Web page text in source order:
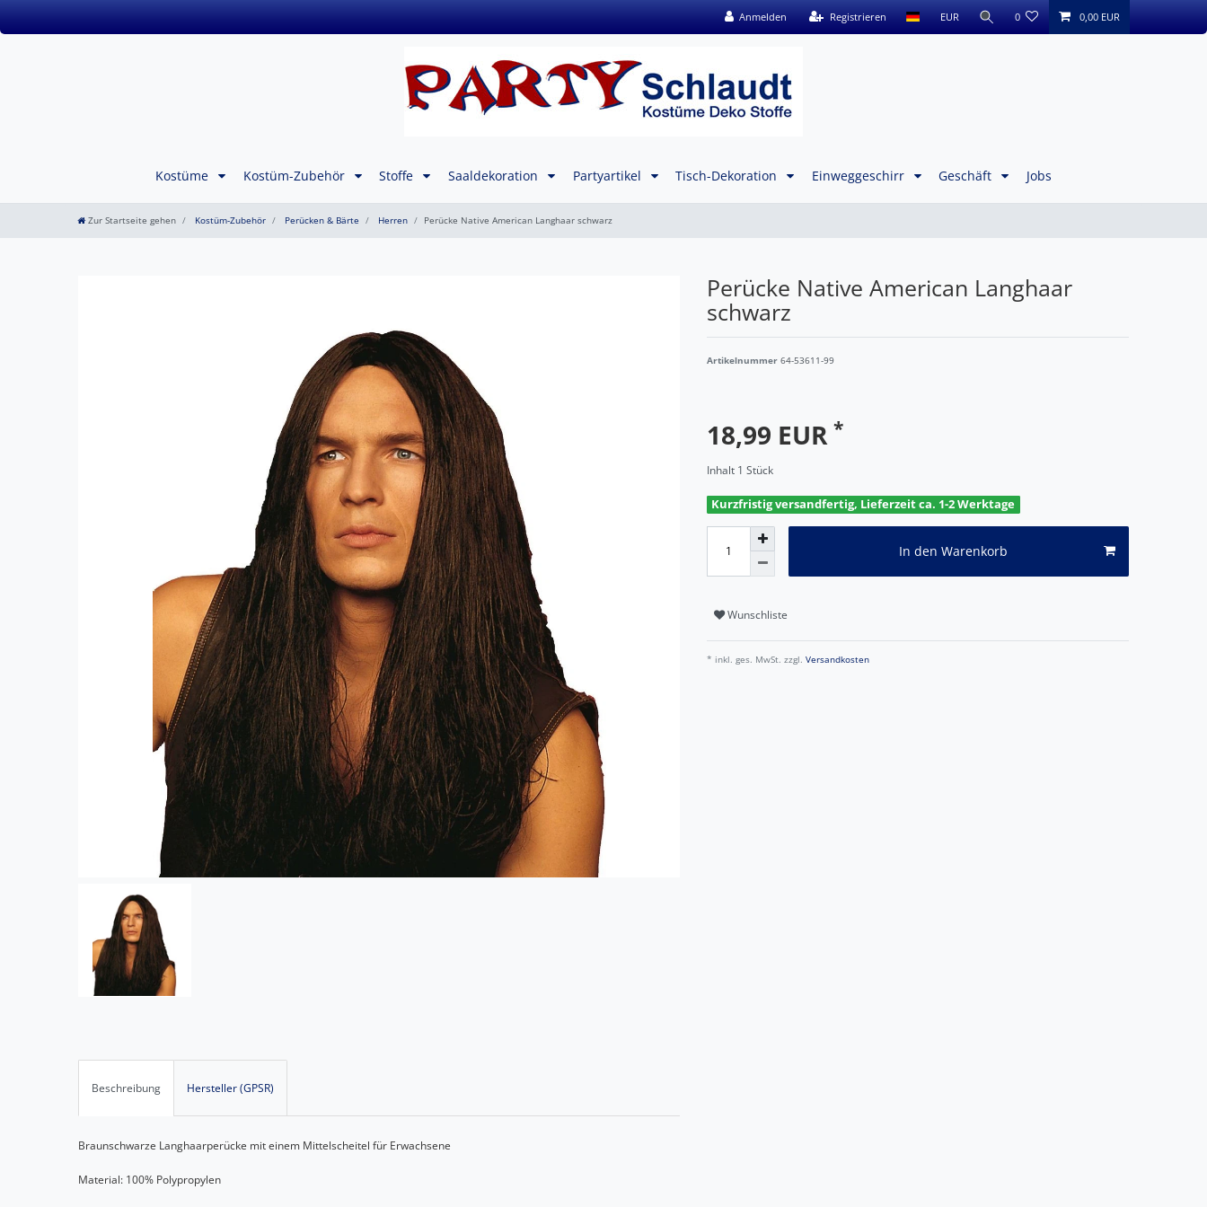
Anmelden Registrieren EUR 0 0,00 EUR
Kostüme Kostüm-Zubehör Stoffe Saaldekoration Partyartikel Tisch-Dekoration Einweggeschirr Geschäft Jobs
Zur Startseite gehen Kostüm-Zubehör Perücken & Bärte Herren Perücke Native American Langhaar schwarz
Perücke Native American Langhaar
schwarz
Artikelnummer 64-53611-99
18,99 EUR *
Inhalt 1 Stück
Kurzfristig versandfertig, Lieferzeit ca. 1-2 Werktage
In den Warenkorb
Wunschliste
* inkl. ges. MwSt. zzgl. Versandkosten
Beschreibung Hersteller (GPSR)
Braunschwarze Langhaarperücke mit einem Mittelscheitel für Erwachsene
Material: 100% Polypropylen